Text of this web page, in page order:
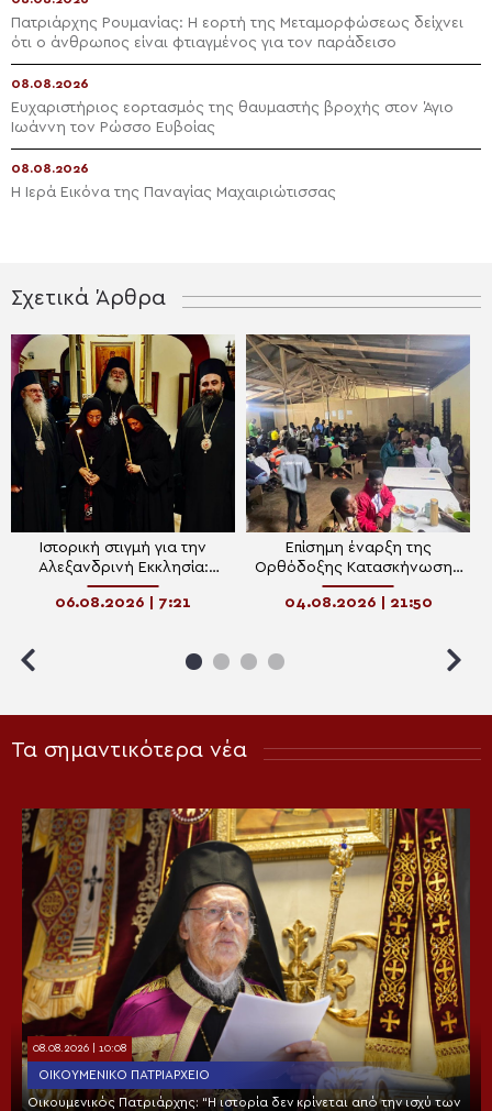
Πατριάρχης Ρουμανίας: Η εορτή της Μεταμορφώσεως δείχνει
ότι ο άνθρωπος είναι φτιαγμένος για τον παράδεισο
08.08.2026
Ευχαριστήριος εορτασμός της θαυμαστής βροχής στον Άγιο
Ιωάννη τον Ρώσσο Ευβοίας
08.08.2026
Η Ιερά Εικόνα της Παναγίας Μαχαιριώτισσας
Σχετικά Άρθρα
Ιστορική στιγμή για την
Αλεξανδρινή Εκκλησία:
Ίδρυση Γυναικείας Ιεράς
Πατριαρχικής Μονής
06.08.2026 | 7:21
Επίσημη έναρξη της
Ορθόδοξης Κατασκήνωσης
Νεολαίας Γκάνας
04.08.2026 | 21:50
Τα σημαντικότερα νέα
08.08.2026 | 10:08
ΟΙΚΟΥΜΕΝΙΚΌ ΠΑΤΡΙΑΡΧΕΊΟ
Οικουμενικός Πατριάρχης: “Η ιστορία δεν κρίνεται από την ισχύ των